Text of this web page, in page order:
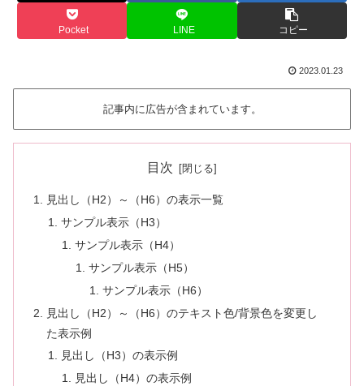
Pocket LINE コピー
2023.01.23
記事内に広告が含まれています。
目次
見出し（H2）～（H6）の表示一覧
サンプル表示（H3）
サンプル表示（H4）
サンプル表示（H5）
サンプル表示（H6）
見出し（H2）～（H6）のテキスト色/背景色を変更し
た表示例
見出し（H3）の表示例
見出し（H4）の表示例